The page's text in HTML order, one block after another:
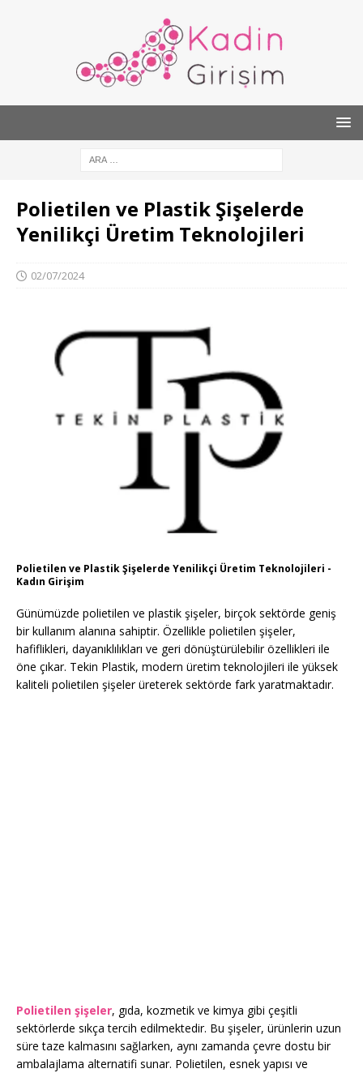
Polietilen ve Plastik Şişelerde
Yenilikçi Üretim Teknolojileri
02/07/2024
Polietilen ve Plastik Şişelerde Yenilikçi Üretim Teknolojileri -
Kadın Girişim
Günümüzde polietilen ve plastik şişeler, birçok sektörde geniş
bir kullanım alanına sahiptir. Özellikle polietilen şişeler,
hafiflikleri, dayanıklılıkları ve geri dönüştürülebilir özellikleri ile
öne çıkar. Tekin Plastik, modern üretim teknolojileri ile yüksek
kaliteli polietilen şişeler üreterek sektörde fark yaratmaktadır.
Polietilen şişeler, gıda, kozmetik ve kimya gibi çeşitli
sektörlerde sıkça tercih edilmektedir. Bu şişeler, ürünlerin uzun
süre taze kalmasını sağlarken, aynı zamanda çevre dostu bir
ambalajlama alternatifi sunar. Polietilen, esnek yapısı ve